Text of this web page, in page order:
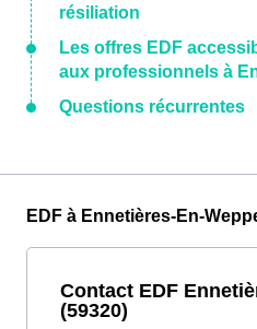
résiliation
Les offres EDF
aux professionnels à
Questions récurrentes
EDF à Ennetières-En-
Contact EDF
(59320)